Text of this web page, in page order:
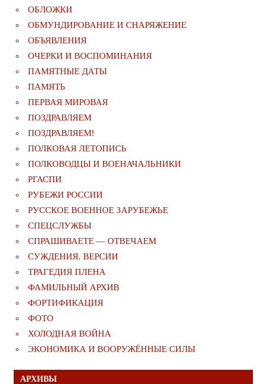
ОБЛОЖКИ
ОБМУНДИРОВАНИЕ И СНАРЯЖЕНИЕ
ОБЪЯВЛЕНИЯ
ОЧЕРКИ И ВОСПОМИНАНИЯ
ПАМЯТНЫЕ ДАТЫ
ПАМЯТЬ
ПЕРВАЯ МИРОВАЯ
ПОЗДРАВЛЯЕМ
ПОЗДРАВЛЯЕМ!
ПОЛКОВАЯ ЛЕТОПИСЬ
ПОЛКОВОДЦЫ И ВОЕНАЧАЛЬНИКИ
РГАСПИ
РУБЕЖИ РОССИИ
РУССКОЕ ВОЕННОЕ ЗАРУБЕЖЬЕ
СПЕЦСЛУЖБЫ
СПРАШИВАЕТЕ — ОТВЕЧАЕМ
СУЖДЕНИЯ. ВЕРСИИ
ТРАГЕДИЯ ПЛЕНА
ФАМИЛЬНЫЙ АРХИВ
ФОРТИФИКАЦИЯ
ФОТО
ХОЛОДНАЯ ВОЙНА
ЭКОНОМИКА И ВООРУЖЁННЫЕ СИЛЫ
АРХИВЫ